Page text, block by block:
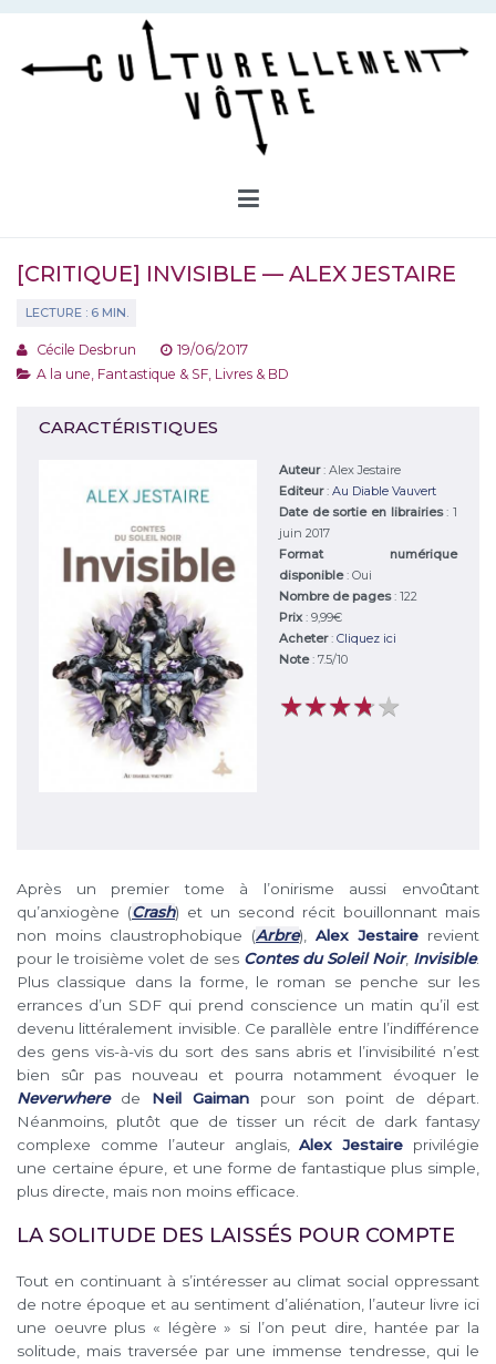
Aller
contenu
[CRITIQUE] INVISIBLE — ALEX JESTAIRE
Cécile Desbrun
19/06/2017
A la une Fantastique & SF Livres & BD
CARACTÉRISTIQUES
Auteur:Alex Jestaire
Editeur:Au Diable Vauvert
Date de sortie en librairies: 1
juin 2017
Format numérique
disponible: Oui
Nombre de pages: 122
Prix: 9,99€
Acheter:Cliquez ici
Note:7.5/10
★★★★★
★★★★★
Après un premier tome à l’onirisme aussi envoûtant
qu’anxiogène (Crash) et un second récit bouillonnant mais
non moins claustrophobique (Arbre), Alex Jestaire revient
pour le troisième volet de ses Contes du Soleil Noir, Invisible.
Plus classique dans la forme, le roman se penche sur les
errances d’un SDF qui prend conscience un matin qu’il est
devenu littéralement invisible. Ce parallèle entre l’indifférence
des gens vis-à-vis du sort des sans abris et l’invisibilité n’est
bien sûr pas nouveau et pourra notamment évoquer le
Neverwherede Neil Gaiman pour son point de départ.
Néanmoins, plutôt que de tisser un récit de dark fantasy
complexe comme l’auteur anglais,Alex Jestaire privilégie
une certaine épure, et une forme de fantastique plus simple,
plus directe, mais non moins efficace.
LA SOLITUDE DES LAISSÉS POUR COMPTE
Tout en continuant à s’intéresser au climat social oppressant
de notre époque et au sentiment d’aliénation, l’auteur livre ici
une oeuvre plus « légère » si l’on peut dire, hantée par la
solitude, mais traversée par une immense tendresse, qui le